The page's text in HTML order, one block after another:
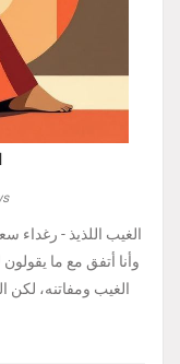
الغيب اللذيذ - رغداء
وأنا أتفق مع ما
الغيب ومفاتنه،